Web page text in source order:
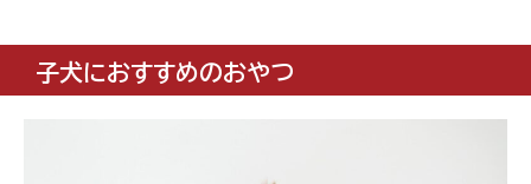
子犬におすすめのおやつ